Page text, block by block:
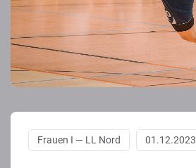
Frauen I — LL Nord 01.12.2023